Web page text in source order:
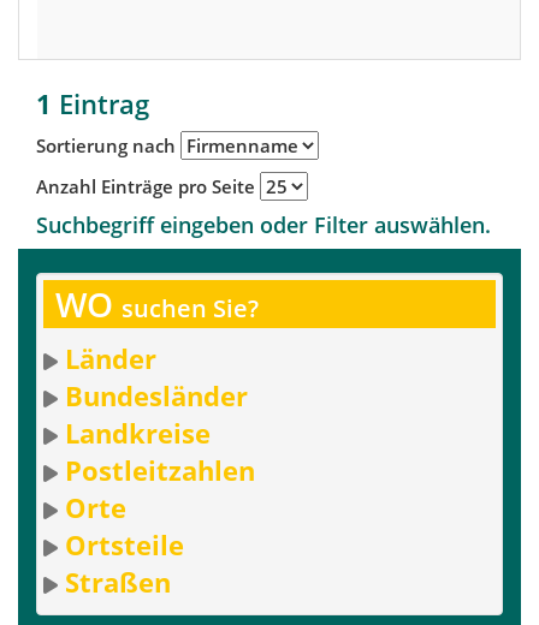
1 Eintrag
Sortierung nach
Anzahl Einträge pro Seite
Suchbegriff eingeben oder Filter auswählen.
WO suchen Sie?
Länder
Bundesländer
Landkreise
Postleitzahlen
Orte
Ortsteile
Straßen